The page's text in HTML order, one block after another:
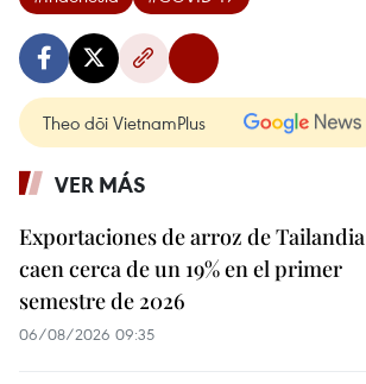
Theo dõi VietnamPlus
VER MÁS
Exportaciones de arroz de Tailandia
caen cerca de un 19% en el primer
semestre de 2026
06/08/2026 09:35